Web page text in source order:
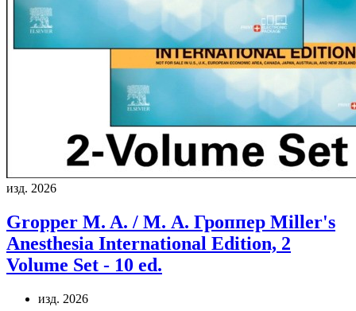
изд. 2026
Gropper M. A. / М. А. Гроппер Miller's
Anesthesia International Edition, 2
Volume Set - 10 ed.
изд. 2026